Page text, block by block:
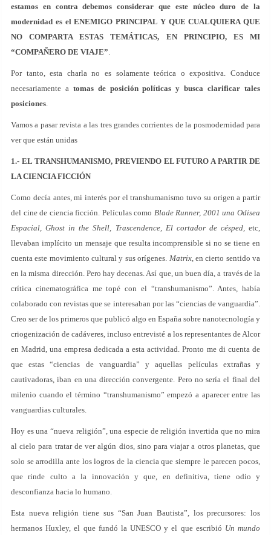
estamos en contra debemos considerar que este núcleo duro de la
modernidad es el ENEMIGO PRINCIPAL Y QUE CUALQUIERA QUE
NO COMPARTA ESTAS TEMÁTICAS, EN PRINCIPIO, ES MI
“COMPAÑERO DE VIAJE”.
Por tanto, esta charla no es solamente teórica o expositiva. Conduce
necesariamente a tomas de posición políticas y busca clarificar tales
posiciones.
Vamos a pasar revista a las tres grandes corrientes de la posmodernidad para
ver que están unidas
1.- EL TRANSHUMANISMO, PREVIENDO EL FUTURO A PARTIR DE
LA CIENCIA FICCIÓN
Como decía antes, mi interés por el transhumanismo tuvo su origen a partir
del cine de ciencia ficción. Películas como Blade Runner, 2001 una Odisea
Espacial, Ghost in the Shell, Trascendence, El cortador de césped,etc,
llevaban implícito un mensaje que resulta incomprensible si no se tiene en
cuenta este movimiento cultural y sus orígenes. Matrix, en cierto sentido va
en la misma dirección. Pero hay decenas. Así que, un buen día, a través de la
crítica cinematográfica me topé con el “transhumanismo”. Antes, había
colaborado con revistas que se interesaban por las “ciencias de vanguardia”.
Creo ser de los primeros que publicó algo en España sobre nanotecnología y
criogenización de cadáveres, incluso entrevisté a los representantes de Alcor
en Madrid, una empresa dedicada a esta actividad. Pronto me di cuenta de
que estas “ciencias de vanguardia” y aquellas películas extrañas y
cautivadoras, iban en una dirección convergente. Pero no sería el final del
milenio cuando el término “transhumanismo” empezó a aparecer entre las
vanguardias culturales.
Hoy es una “nueva religión”, una especie de religión invertida que no mira
al cielo para tratar de ver algún dios, sino para viajar a otros planetas, que
solo se arrodilla ante los logros de la ciencia que siempre le parecen pocos,
que rinde culto a la innovación y que, en definitiva, tiene odio y
desconfianza hacia lo humano.
Esta nueva religión tiene sus “San Juan Bautista”, los precursores: los
hermanos Huxley, el que fundó la UNESCO y el que escribió Un mundo